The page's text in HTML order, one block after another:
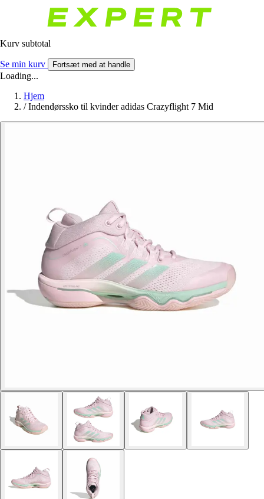
Kurv subtotal
Se min kurv Fortsæt med at handle
Loading...
Hjem
/ Indendørssko til kvinder adidas Crazyflight 7 Mid